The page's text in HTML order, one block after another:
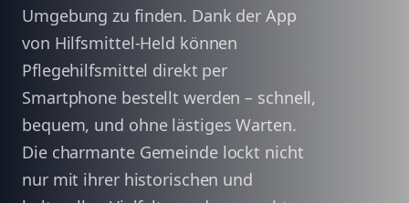
Umgebung zu finden. Dank der App
von Hilfsmittel-Held können
Pflegehilfsmittel direkt per
Smartphone bestellt werden – schnell,
bequem, und ohne lästiges Warten.
Die charmante Gemeinde lockt nicht
nur mit ihrer historischen und